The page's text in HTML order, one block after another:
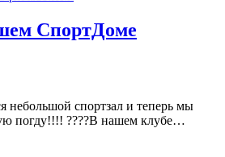
СпортДоме
небольшой спортзал и теперь мы
погду!!!! ????В нашем клубе…